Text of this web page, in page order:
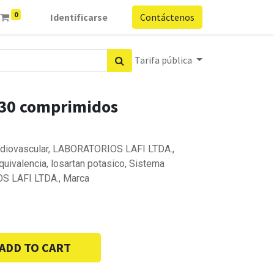
0 Identificarse Contáctenos
Tarifa pública
comprimidos
LABORATORIOS LAFI LTDA.,
losartan potasico, Sistema
LAFI LTDA., Marca
TO CART